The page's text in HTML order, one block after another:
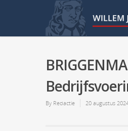
By Redactie 20 augustus